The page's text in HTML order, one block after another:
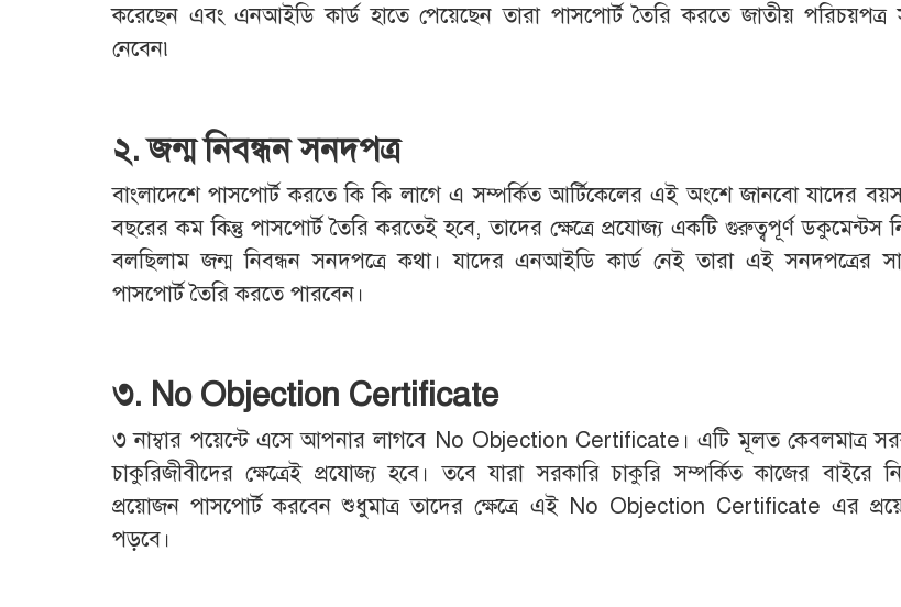
করেছেন এবং এনআইডি কার্ড হাতে পেয়েছেন তারা পাসপোর্ট তৈরি করতে জাতীয় পরিচয়পত্র
নেবেন৷
২. জন্ম নিবন্ধন সনদপত্র
বাংলাদেশে পাসপোর্ট করতে কি কি লাগে এ সম্পর্কিত আর্টিকেলের এই অংশে জানবো যাদের
বছরের কম কিন্তু পাসপোর্ট তৈরি করতেই হবে, তাদের ক্ষেত্রে প্রযোজ্য একটি গুরুত্বপূর্ণ ডকুমেন্টস
বলছিলাম জন্ম নিবন্ধন সনদপত্রে কথা। যাদের এনআইডি কার্ড নেই তারা এই সনদপত্রের
পাসপোর্ট তৈরি করতে পারবেন।
৩. No Objection Certificate
৩ নাম্বার পয়েন্টে এসে আপনার লাগবে No Objection Certificate। এটি মূলত কেবলমাত্র
চাকুরিজীবীদের ক্ষেত্রেই প্রযোজ্য হবে। তবে যারা সরকারি চাকুরি সম্পর্কিত কাজের বাইরে
প্রয়োজন পাসপোর্ট করবেন শুধুমাত্র তাদের ক্ষেত্রে এই No Objection Certificate এর
পড়বে।